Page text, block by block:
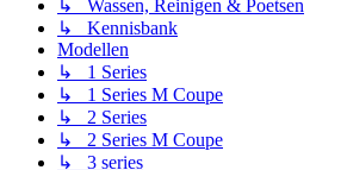
↳ Wassen, Reinigen & Poetsen
↳ Kennisbank
Modellen
↳ 1 Series
↳ 1 Series M Coupe
↳ 2 Series
↳ 2 Series M Coupe
↳ 3 series